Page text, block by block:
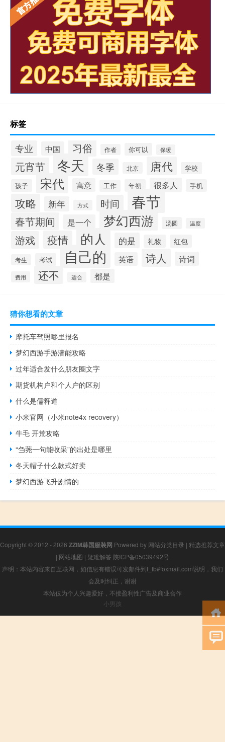
标签
专业 中国 习俗 作者 你可以 保暖
元宵节 冬天 冬季 北京 唐代 学校
孩子 宋代 寓意 工作 年初 很多人 手机
攻略 新年 方式 时间 春节
春节期间 是一个 梦幻西游 汤圆 温度
游戏 疫情 的人 的是 礼物 红包
考生 考试 自己的 英语 诗人 诗词
费用 还不 适合 都是
猜你想看的文章
摩托车驾照哪里报名
梦幻西游手游潜能攻略
过年适合发什么朋友圈文字
期货机构户和个人户的区别
什么是儒释道
小米官网（小米note4x recovery）
牛毛 开荒攻略
“刍荛一句能收采”的出处是哪里
冬天帽子什么款式好卖
梦幻西游飞升剧情的
Copyright © 2012 - 2026 ZZIM韩国服装网 Powered by 网站分类目录 | 精选推荐文章
| 网站地图 | 疑难解答 陕ICP备05039492号
声明：本站内容来自互联网，如信息有错误可发邮件到f_fb#foxmail.com说明，我们
会及时纠正，谢谢
本站仅为个人兴趣爱好，不接盈利性广告及商业合作
小男孩